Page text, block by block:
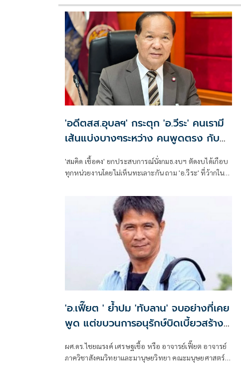
'อดีตสส.อุบลฯ' กระตุก 'อ.วีระ' คนเรามี
เส้นแบ่งบางๆระหว่าง คนพูดตรง กับ
คนมีมารยาท
'สมคิด เชื้อคง' ยกประสบการณ์นั่งกมธ.งบฯ ตัดงบได้เกือบ
ทุกหน่วยงานโดยไม่เห็นทะเลาะกัน ถาม 'อ.วีระ' ที่ว้ากในที่
เกรงอกเกรงใจถูกหรือไม่ สอนมวย คนเรามีเส้นแบ่งบางๆ
ระหว่าง คนพูดตรง กับ คนมีมารยาท
'อ.เฟี๊ยต ' ย้ำปม 'ทับลาน' จบอย่างที่เคย
พูด แต่ขบวนการอนุรักษ์บิดเบี้ยวสร้าง
ผศ.ดร.ไชยณรงค์ เศรษฐเชื้อ หรือ อาจารย์เฟี๊ยต อาจารย์
ภาควิชาสังคมวิทยาและมานุษยวิทยา คณะมนุษยศาสตร์